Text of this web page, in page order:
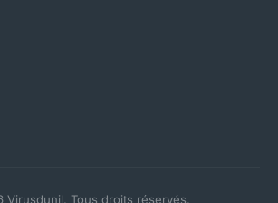
Virusdunil. Tous droits réservés.